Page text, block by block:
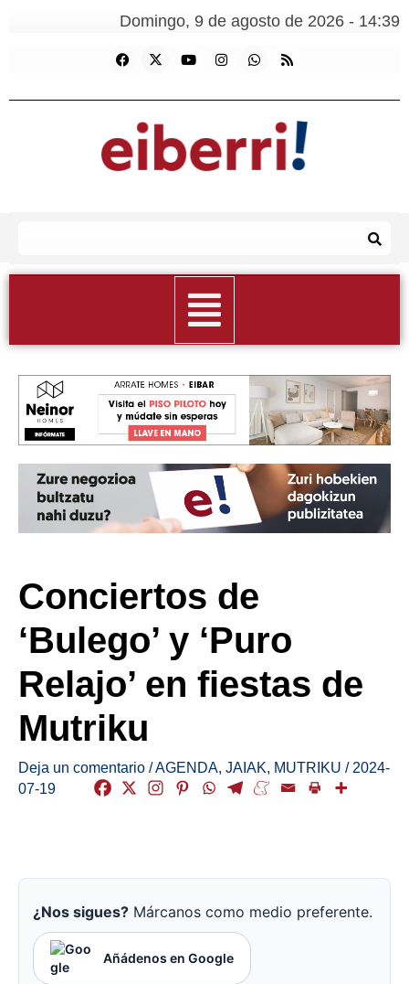
Domingo, 9 de agosto de 2026 - 14:39
Conciertos de
‘Bulego’ y ‘Puro
Relajo’ en fiestas de
Mutriku
Deja un comentario /AGENDA, JAIAK, MUTRIKU / 2024-
07-19
¿Nos sigues? Márcanos como medio preferente.
Añádenos en Google